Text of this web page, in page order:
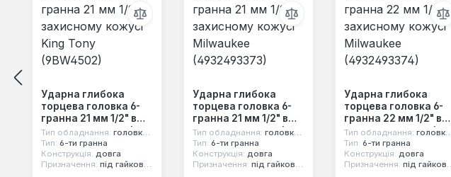
Ударна глибока
торцева головка 6-
гранна 21 мм 1/2" в
захисному кожусі
King Tony (9BW4502)
Тип обладнання: головка ударна
Тип: 6-ти гранна
Конструкція: довга
Призначення: під гайковерт, під легкосплавні диски
Ударна глибока
торцева головка 6-
гранна 21 мм 1/2" в
захисному кожусі
Milwaukee
(4932493373)
Тип обладнання: головка ударна
Тип: 6-ти гранна
Конструкція: довга
Призначення: під гайковерт, під легкосплавні диски
Ударна глибока
торцева головка 6-
гранна 22 мм 1/2" в
захисному кожусі
Milwaukee
(4932493374)
Тип обладнання: головка ударна
Тип: 6-ти гранна
Конструкція: довга
Призначення: під гайковерт, під легкосплавні диски